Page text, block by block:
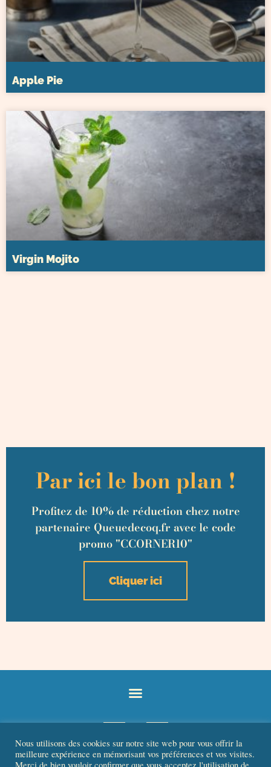
Apple Pie
Virgin Mojito
Par ici le bon plan !
Profitez de 10% de réduction chez notre
partenaire Queuedecoq.fr avec le code
promo "CCORNER10"
Cliquer ici
Nous utilisons des cookies sur notre site web pour vous offrir la
meilleure expérience en mémorisant vos préférences et vos visites.